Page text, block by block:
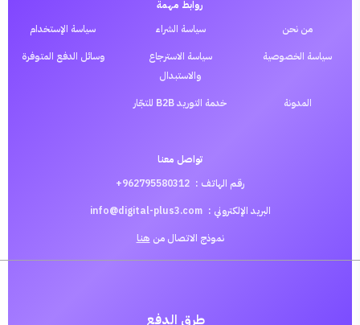
روابط مهمة
من نحن
سياسة الشراء
سياسة الإستخدام
سياسة الخصوصية
سياسة الاسترجاع
والاستبدال
وسائل الدفع المتوفرة
المدونة خدمة التوريد B2B للتجّار
تواصل معنا
رقم الهاتف : 962795580312+
البريد الإلكتروني : info@digital-plus3.com
نموذج الاتصال من هنا
طرق الدفع